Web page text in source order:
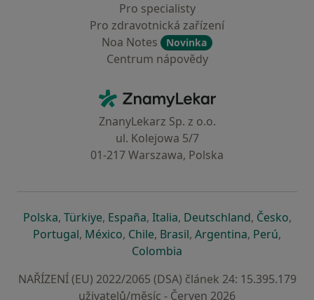
Pro specialisty
Pro zdravotnická zařízení
Noa Notes
Novinka
Centrum nápovědy
ZnamyLekar - Hlavní stránka
ZnanyLekarz Sp. z o.o.
ul. Kolejowa 5/7
01-217 Warszawa, Polska
Polskase otevře v nové záložce
, Türkiyese otevře v nové záložce
, Españase otevře v nové záložce
, Italiase otevře v nové záložce
, Deutschlandse otevře v
, Českose
,
Portugalse otevře v nové záložce
, Méxicose otevře v nové záložce
, Chilese otevře v nové záložce
, Brasilse otevře v nové
, Argentinase otevře v
, Perúse
,
Colombia
NAŘÍZENÍ (EU) 2022/2065 (DSA) článek 24: 15.395.179
uživatelů/měsíc - Červen 2026